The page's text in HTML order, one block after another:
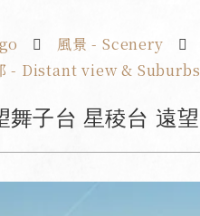
風景 - Scenery
- Distant view & Suburbs
子台 星稜台 遠望